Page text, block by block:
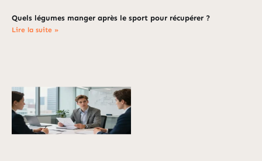
Quels légumes manger après le sport pour récupérer ?
Lire la suite »